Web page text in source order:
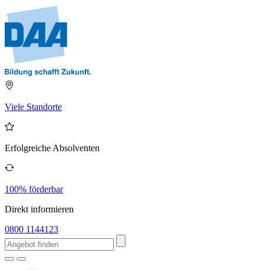
Viele Standorte
Erfolgreiche Absolventen
100% förderbar
Direkt informieren
0800 1144123